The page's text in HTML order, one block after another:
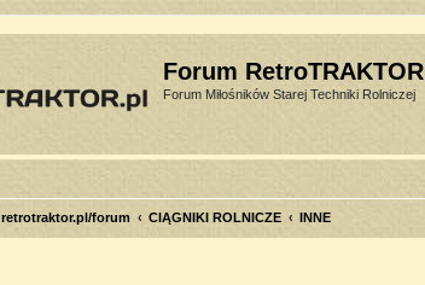
Forum RetroTRAKTOR
Forum Miłośników Starej Techniki Rolniczej
retrotraktor.pl/forum CIĄGNIKI ROLNICZE INNE